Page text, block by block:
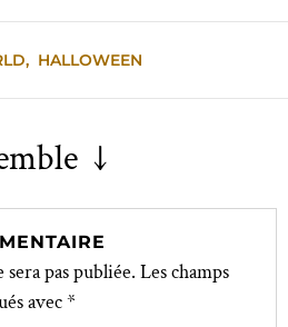
, HALLOWEEN
↓
pas publiée. Les champs
avec*